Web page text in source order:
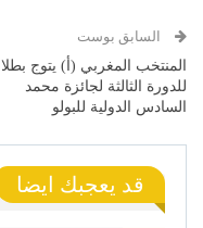
السابق بوست
المنتخب المغربي (أ) يتوج بطلا
للدورة الثالثة لجائزة محمد
السادس الدولية للبولو
قد يعجبك ايضا